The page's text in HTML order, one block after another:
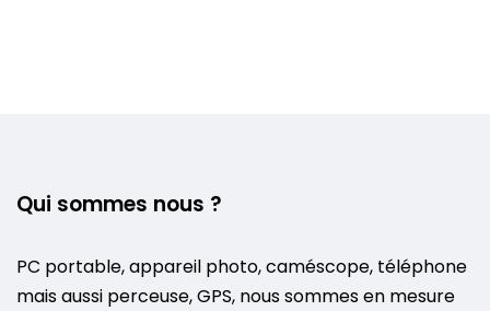
Qui sommes nous ?
PC portable, appareil photo, caméscope, téléphone
mais aussi perceuse, GPS, nous sommes en mesure